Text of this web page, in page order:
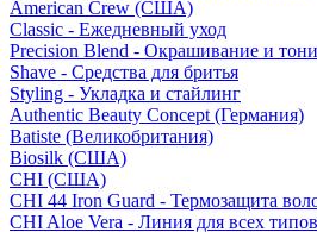
American Crew (США)
Classic - Ежедневный уход
Precision Blend - Окрашивание и
Shave - Средства для бритья
Styling - Укладка и стайлинг
Authentic Beauty Concept (Германия)
Batiste (Великобритания)
Biosilk (США)
CHI (США)
CHI 44 Iron Guard - Термозащита
CHI Aloe Vera - Линия для всех